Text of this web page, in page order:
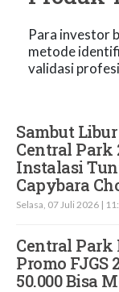
Para investor
metode
validasi
Sambut
Central Park
Instalasi
Capybara
Selasa, 07 Juli 2026 |
Central Park
Promo FJGS
50.000 Bisa